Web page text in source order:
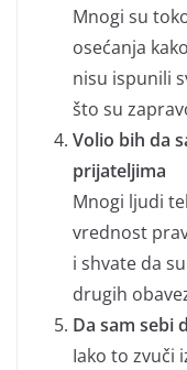
Mnogi su
osećanja
nisu ispunili
što su
Volio bih da
prijateljima
Mnogi ljudi
vrednost
i shvate da
drugih
Da sam sebi
Iako to zvuči